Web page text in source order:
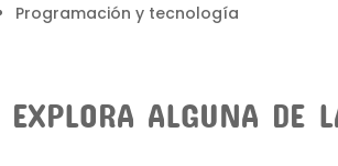
Programación y tecnología
EXPLORA ALGUNA DE